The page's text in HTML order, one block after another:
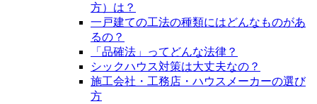
方）は？
一戸建ての工法の種類にはどんなものがあ
るの？
「品確法」ってどんな法律？
シックハウス対策は大丈夫なの？
施工会社・工務店・ハウスメーカーの選び
方